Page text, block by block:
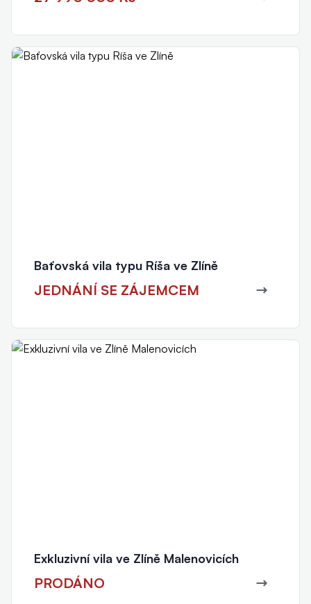
Baťovská vila typu Ríša ve Zlíně
JEDNÁNÍ SE ZÁJEMCEM
Exkluzivní vila ve Zlíně Malenovicích
PRODÁNO